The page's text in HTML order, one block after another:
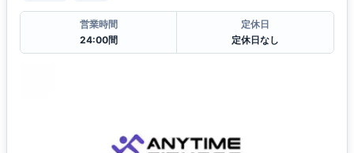
営業時間
24:00間
定休日
定休日なし